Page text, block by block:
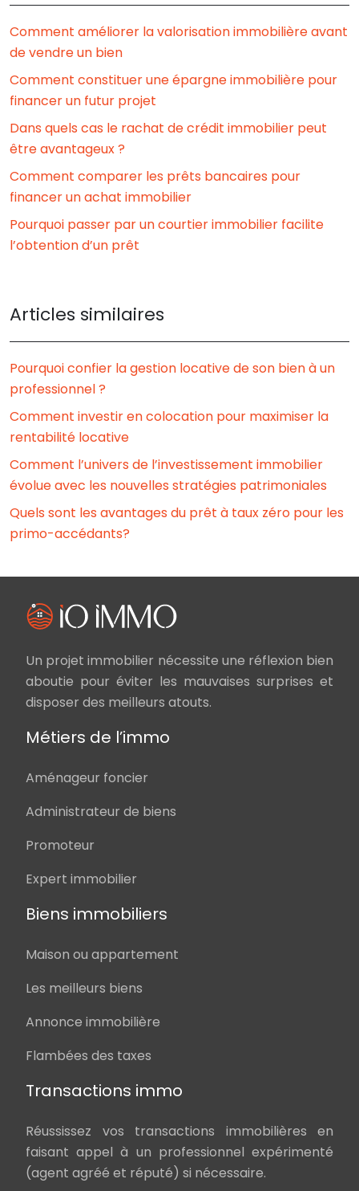
Comment améliorer la valorisation immobilière avant
de vendre un bien
Comment constituer une épargne immobilière pour
financer un futur projet
Dans quels cas le rachat de crédit immobilier peut
être avantageux ?
Comment comparer les prêts bancaires pour
financer un achat immobilier
Pourquoi passer par un courtier immobilier facilite
l’obtention d’un prêt
Articles similaires
Pourquoi confier la gestion locative de son bien à un
professionnel ?
Comment investir en colocation pour maximiser la
rentabilité locative
Comment l’univers de l’investissement immobilier
évolue avec les nouvelles stratégies patrimoniales
Quels sont les avantages du prêt à taux zéro pour les
primo-accédants?
Un projet immobilier nécessite une réflexion bien
aboutie pour éviter les mauvaises surprises et
disposer des meilleurs atouts.
Métiers de l’immo
Aménageur foncier
Administrateur de biens
Promoteur
Expert immobilier
Biens immobiliers
Maison ou appartement
Les meilleurs biens
Annonce immobilière
Flambées des taxes
Transactions immo
Réussissez vos transactions immobilières en
faisant appel à un professionnel expérimenté
(agent agréé et réputé) si nécessaire.